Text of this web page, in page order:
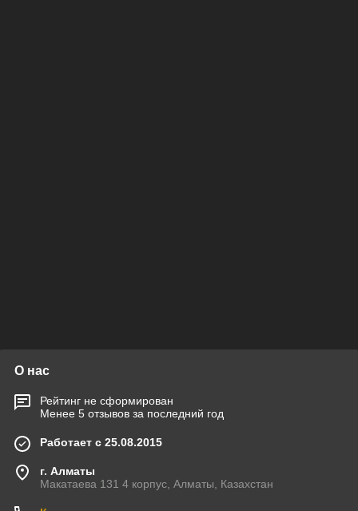
О нас
Рейтинг не сформирован
Менее 5 отзывов за последний год
Работает с 25.08.2015
г. Алматы
Макатаева 131 4 корпус, Алматы, Казахстан